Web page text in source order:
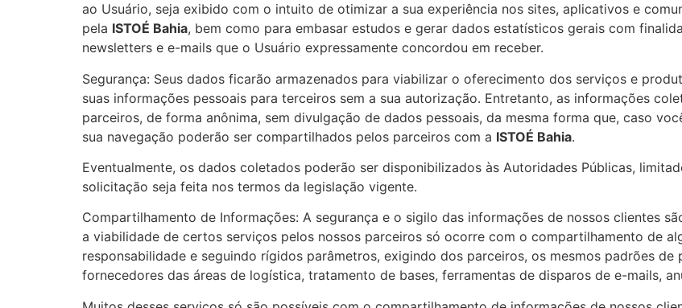
ao Usuário, seja exibido com o intuito de otimizar a sua experiência nos sites, aplicativos e
pela ISTOÉ Bahia, bem como para embasar estudos e gerar dados estatísticos gerais com
newsletters e e-mails que o Usuário expressamente concordou em receber.
Segurança: Seus dados ficarão armazenados para viabilizar o oferecimento dos serviços e
suas informações pessoais para terceiros sem a sua autorização. Entretanto, as informações
parceiros, de forma anônima, sem divulgação de dados pessoais, da mesma forma que, caso
sua navegação poderão ser compartilhados pelos parceiros com a ISTOÉ Bahia.
Eventualmente, os dados coletados poderão ser disponibilizados às Autoridades Públicas,
solicitação seja feita nos termos da legislação vigente.
Compartilhamento de Informações: A segurança e o sigilo das informações de nossos clientes
a viabilidade de certos serviços pelos nossos parceiros só ocorre com o compartilhamento de
responsabilidade e seguindo rígidos parâmetros, exigindo dos parceiros, os mesmos padrões de
fornecedores das áreas de logística, tratamento de bases, ferramentas de disparos de e-mails,